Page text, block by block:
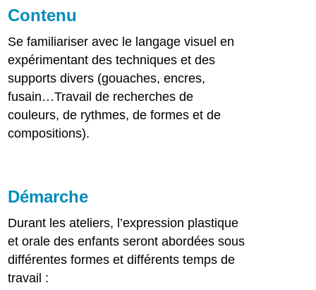
Contenu
Se familiariser avec le langage visuel en
expérimentant des techniques et des
supports divers (gouaches, encres,
fusain…Travail de recherches de
couleurs, de rythmes, de formes et de
compositions).
Démarche
Durant les ateliers, l’expression plastique
et orale des enfants seront abordées sous
différentes formes et différents temps de
travail :